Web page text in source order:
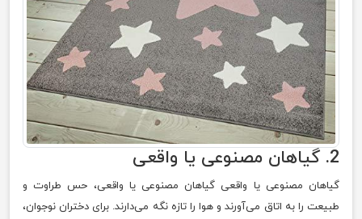
2. گیاهان مصنوعی یا واقعی
گیاهان مصنوعی یا واقعی گیاهان مصنوعی یا واقعی، حس طراوت و
طبیعت را به اتاق می‌آورند و هوا را تازه نگه می‌دارند. برای دختران نوجوان،